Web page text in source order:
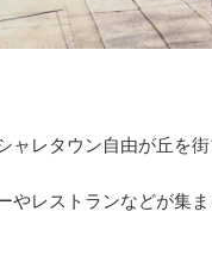
レタウン自由が丘を街
やレストランなどが集